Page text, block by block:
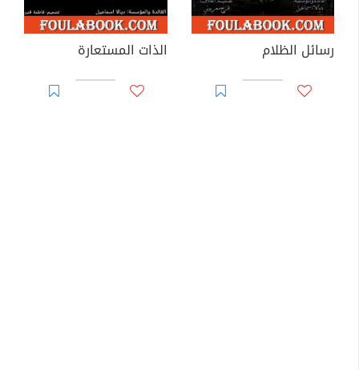
رسائل الظلام الذات المستعارة